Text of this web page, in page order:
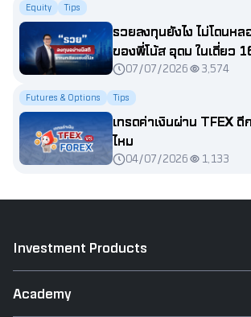
Equity Tips
รวยลงทุนยังไง ไม่โดนห
ของพี่โน้ส อุดม ในเดี่ยว
หนี้07/07/2026 3,574
Futures & Options Tips
เทรดค่าเงินผ่าน TFEX
ไหม
04/07/2026 1,133
Investment Products
Academy